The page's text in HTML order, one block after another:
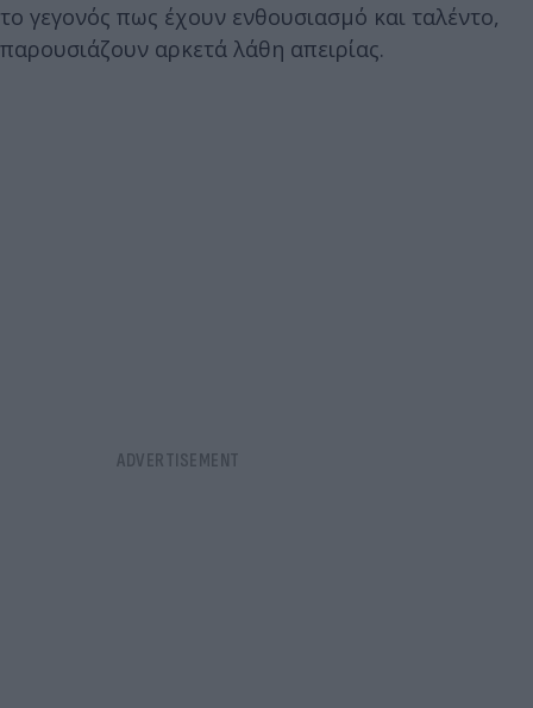
το γεγονός πως έχουν ενθουσιασμό και ταλέντο,
παρουσιάζουν αρκετά λάθη απειρίας.